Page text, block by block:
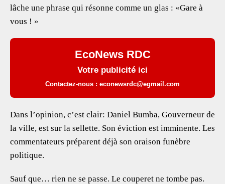
lâche une phrase qui résonne comme un glas : «Gare à
vous ! »
EcoNews RDC
Votre publicité ici
Contactez-nous : econewsrdc@egmail.com
Dans l’opinion, c’est clair: Daniel Bumba, Gouverneur de
la ville, est sur la sellette. Son éviction est imminente. Les
commentateurs préparent déjà son oraison funèbre
politique.
Sauf que… rien ne se passe. Le couperet ne tombe pas.